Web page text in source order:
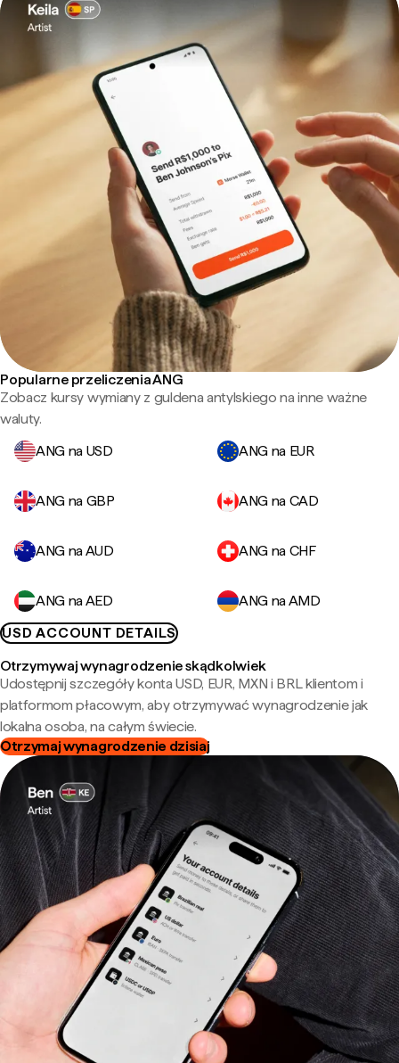
Popularne przeliczenia ANG
Zobacz kursy wymiany z guldena antylskiego na inne ważne
waluty.
ANG na USD
ANG na EUR
ANG na GBP ANG na CAD
ANG na AUD ANG na CHF
ANG na AED
ANG na AMD
USD ACCOUNT DETAILS
Otrzymywaj wynagrodzenie skądkolwiek
Udostępnij szczegóły konta USD, EUR, MXN i BRL klientom i
platformom płacowym, aby otrzymywać wynagrodzenie jak
lokalna osoba, na całym świecie.
Otrzymaj wynagrodzenie dzisiaj